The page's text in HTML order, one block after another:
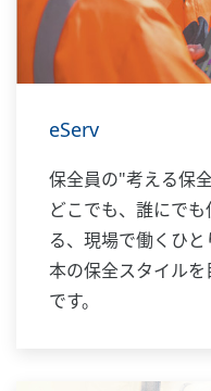
eServ
保全員の"考える保
どこでも、誰にで
る、現場で働くひ
本の保全スタイル
です。